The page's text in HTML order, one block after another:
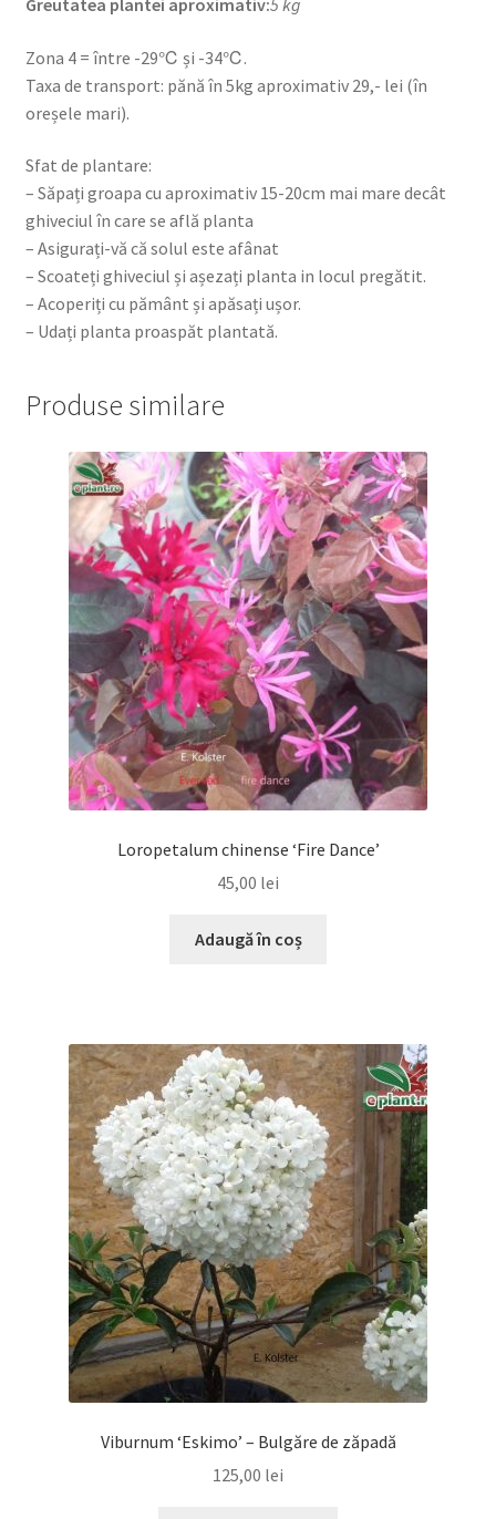
Greutatea plantei aproximativ:5 kg
Zona 4 = între -29℃ și -34℃.
Taxa de transport: pănă în 5kg aproximativ 29,- lei (în
oreșele mari).
Sfat de plantare:
– Săpați groapa cu aproximativ 15-20cm mai mare decât
ghiveciul în care se află planta
– Asigurați-vă că solul este afânat
– Scoateți ghiveciul și așezați planta in locul pregătit.
– Acoperiți cu pământ și apăsați ușor.
– Udați planta proaspăt plantată.
Produse similare
Loropetalum chinense ‘Fire Dance’
45,00 lei
Adaugă în coș
Viburnum ‘Eskimo’ – Bulgăre de zăpadă
125,00 lei